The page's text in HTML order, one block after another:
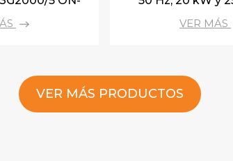
1500 kW y
motor Cummins
VER MÁS
VER MÁS PRODUCTOS